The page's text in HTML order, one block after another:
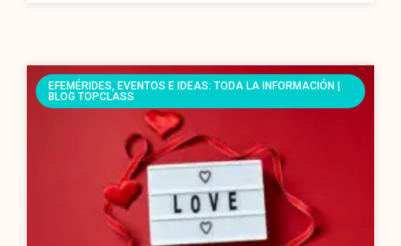
EFEMÉRIDES, EVENTOS E IDEAS: TODA LA INFORMACIÓN |
BLOG TOPCLASS